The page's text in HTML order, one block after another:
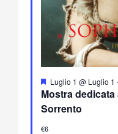
Mostra
Sorrento
Segnalati
Luglio 1 @ Luglio 1
€6